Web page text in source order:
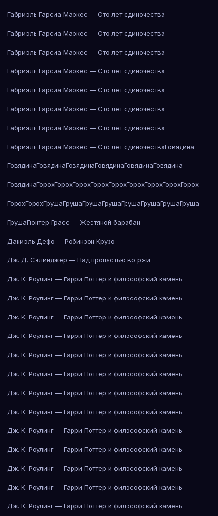
Габриэль Гарсиа Маркес — Сто лет одиночества
Габриэль Гарсиа Маркес — Сто лет одиночества
Габриэль Гарсиа Маркес — Сто лет одиночества
Габриэль Гарсиа Маркес — Сто лет одиночества
Габриэль Гарсиа Маркес — Сто лет одиночества
Габриэль Гарсиа Маркес — Сто лет одиночества
Габриэль Гарсиа Маркес — Сто лет одиночества
Габриэль Гарсиа Маркес — Сто лет одиночестваГовядина
ГовядинаГовядинаГовядинаГовядинаГовядинаГовядина
ГовядинаГорохГорохГорохГорохГорохГорохГорохГорохГорох
ГорохГорохГрушаГрушаГрушаГрушаГрушаГрушаГрушаГруша
ГрушаГюнтер Грасс — Жестяной барабан
Даниэль Дефо — Робинзон Крузо
Дж. Д. Сэлинджер — Над пропастью во ржи
Дж. К. Роулинг — Гарри Поттер и философский камень
Дж. К. Роулинг — Гарри Поттер и философский камень
Дж. К. Роулинг — Гарри Поттер и философский камень
Дж. К. Роулинг — Гарри Поттер и философский камень
Дж. К. Роулинг — Гарри Поттер и философский камень
Дж. К. Роулинг — Гарри Поттер и философский камень
Дж. К. Роулинг — Гарри Поттер и философский камень
Дж. К. Роулинг — Гарри Поттер и философский камень
Дж. К. Роулинг — Гарри Поттер и философский камень
Дж. К. Роулинг — Гарри Поттер и философский камень
Дж. К. Роулинг — Гарри Поттер и философский камень
Дж. К. Роулинг — Гарри Поттер и философский камень
Дж. К. Роулинг — Гарри Поттер и философский камень